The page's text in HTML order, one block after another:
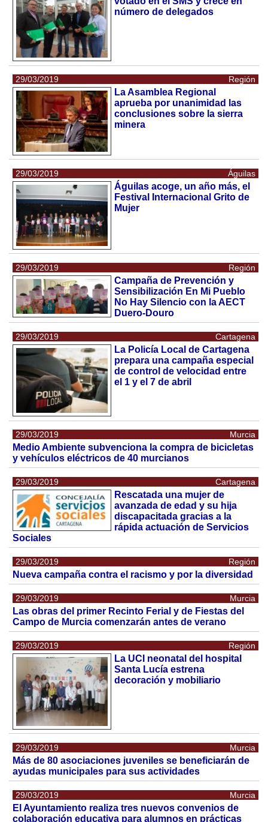
número de delegados
29/03/2019 Región
La Asamblea Regional
aprueba por unanimidad las
conclusiones sobre la sierra
minera
29/03/2019 Águilas
Águilas acoge, un año más, el
Festival Internacional Grito de
Mujer
29/03/2019 Región
Campaña de Prevención y
Sensibilización En Mi Pueblo
No Hay Silencio con la AECT
Duero-Douro
29/03/2019 Cartagena
La Policía Local de Cartagena
prepara una campaña especial
de control de velocidad entre
el 1 y el 7 de abril
29/03/2019 Murcia
Medio Ambiente subvenciona la compra de bicicletas
y vehículos eléctricos de 40 murcianos
29/03/2019 Cartagena
Rescatada una mujer de
avanzada de edad y su hija
discapacitada gracias a la
rápida actuación de Servicios
Sociales
29/03/2019 Región
Nueva campaña contra el racismo y por la diversidad
29/03/2019 Murcia
Las obras del primer Recinto Ferial y de Fiestas del
Campo de Murcia comenzarán antes de verano
29/03/2019 Región
La UCI neonatal del hospital
Santa Lucía estrena
decoración y mobiliario
29/03/2019 Murcia
Más de 80 asociaciones juveniles se beneficiarán de
ayudas municipales para sus actividades
29/03/2019 Murcia
El Ayuntamiento realiza tres nuevos convenios de
colaboración educativa para alumnos en prácticas